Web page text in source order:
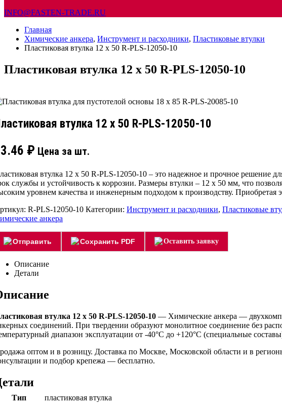
INFO@FASTEN-TRADE.RU
Главная
Химические анкера, Инструмент и расходники, Пластиковые втулки
Пластиковая втулка 12 х 50 R-PLS-12050-10
Пластиковая втулка 12 х 50 R-PLS-12050-10
втулка 12 х 50 R-PLS-12050-10
₽ Цена за шт.
втулка 12 х 50 R-PLS-12050-10 – это надежное и прочное решение
службы и устойчивость к коррозии. Размеры втулки – 12 х 50 мм, что
уровнем качества и инженерным подходом к производству. Приобретая
R-PLS-12050-10 Категории: Инструмент и расходники, Пластиковые
анкера
Отправить Сохранить PDF Оставить заявку
Описание
Детали
втулка 12 х 50 R-PLS-12050-10 — Химические анкера —
соединений. При твердении образуют монолитное соединение без
диапазон эксплуатации от -40°C до +120°C (специальные
оптом и в розницу. Доставка по Москве, Московской области и в
и подбор крепежа — бесплатно.
Тип пластиковая втулка